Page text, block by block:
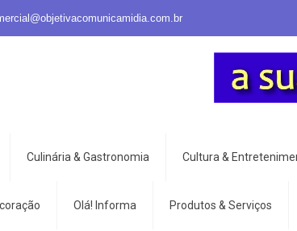
Culinária & Gastronomia Cultura &
Olá! Informa Produtos & Serviços